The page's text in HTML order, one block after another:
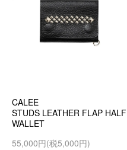
CALEE
STUDS LEATHER FLAP HALF
WALLET
55,000円(税5,000円)